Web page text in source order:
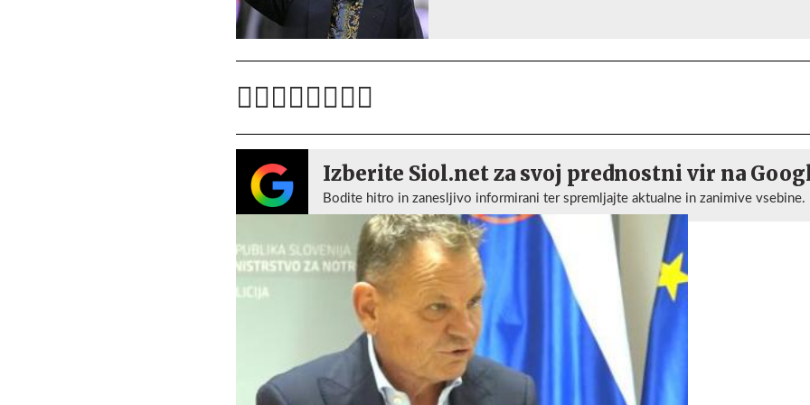
Izberite Siol.net za svoj prednostni vir na
Bodite hitro in zanesljivo informirani ter spremljajte aktualne in zanimive vsebine.